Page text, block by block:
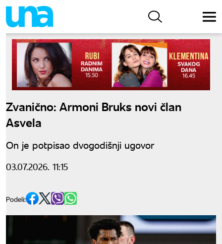
Zvanično: Armoni Bruks novi član
Asvela
On je potpisao dvogodišnji ugovor
03.07.2026. 11:15
Podeli: